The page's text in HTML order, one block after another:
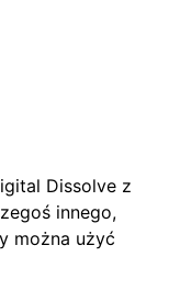
Dissolve z
innego,
można użyć